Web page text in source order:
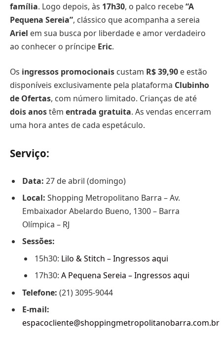
família. Logo depois, às 17h30, o palco recebe“A
Pequena Sereia”, clássico que acompanha a sereia
Ariel em sua busca por liberdade e amor verdadeiro
ao conhecer o príncipe Eric.
Os ingressos promocionais custam R$ 39,90 e estão
disponíveis exclusivamente pela plataforma Clubinho
de Ofertas, com número limitado. Crianças de até
dois anostêm entrada gratuita. As vendas encerram
uma hora antes de cada espetáculo.
Serviço:
Data: 27 de abril (domingo)
Local: Shopping Metropolitano Barra – Av.
Embaixador Abelardo Bueno, 1300 – Barra
Olímpica – RJ
Sessões:
15h30: Lilo & Stitch – Ingressos aqui
17h30: A Pequena Sereia – Ingressos aqui
Telefone: (21) 3095-9044
E-mail:
espacocliente@shoppingmetropolitanobarra.com.br